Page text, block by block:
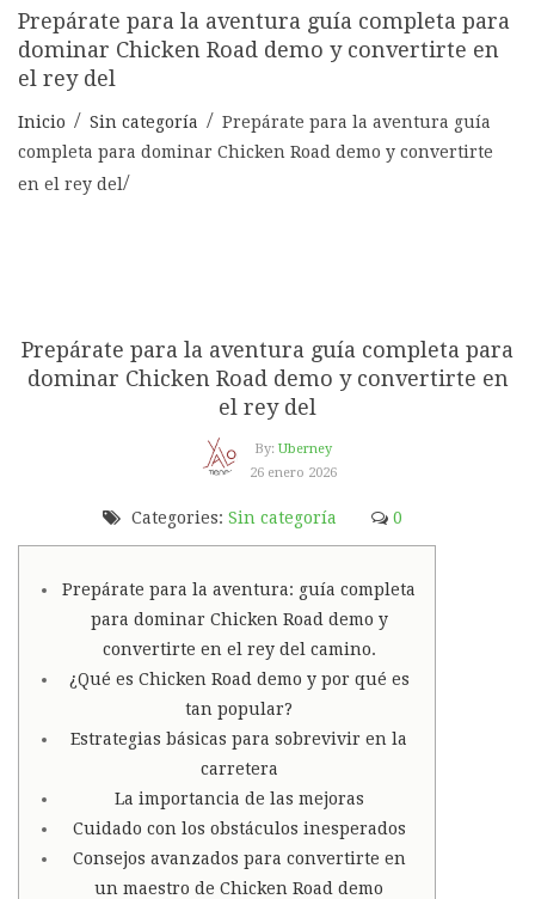
Prepárate para la aventura guía completa para
dominar Chicken Road demo y convertirte en
el rey del
Inicio Sin categoría
Prepárate para la aventura guía
completa para dominar Chicken Road demo y convertirte
en el rey del
Prepárate para la aventura guía completa para
dominar Chicken Road demo y convertirte en
el rey del
By: Uberney
26 enero 2026
Categories: Sin categoría 0
Prepárate para la aventura: guía completa
para dominar Chicken Road demo y
convertirte en el rey del camino.
¿Qué es Chicken Road demo y por qué es
tan popular?
Estrategias básicas para sobrevivir en la
carretera
La importancia de las mejoras
Cuidado con los obstáculos inesperados
Consejos avanzados para convertirte en
un maestro de Chicken Road demo